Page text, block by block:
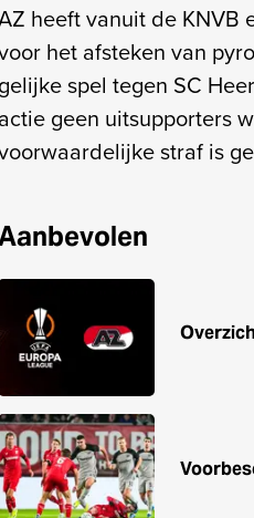
heeft vanuit de KNVB
het afsteken van
gelijke spel tegen SC
actie geen uitsupporters
straf is